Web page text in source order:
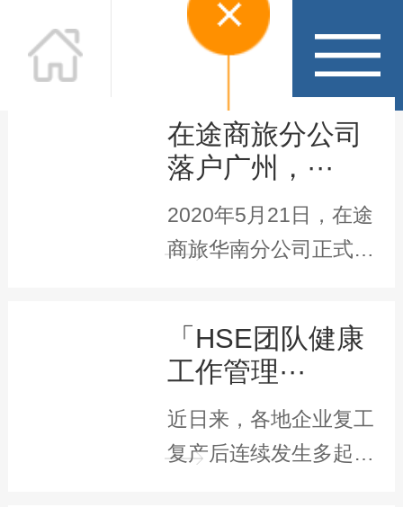
在途头条
Headline news
在途商旅分公司
落户广州，···
2020年5月21日，在途
商旅华南分公司正式成
「HSE团队健康
工作管理···
近日来，各地企业复工
复产后连续发生多起聚